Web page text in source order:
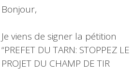
Bonjour,
Je viens de signer la pétition
“PREFET DU TARN: STOPPEZ LE
PROJET DU CHAMP DE TIR